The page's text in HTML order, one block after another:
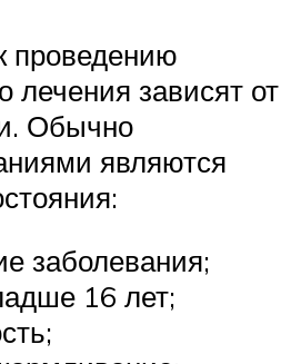
проведению
лечения зависят от
Обычно
являются
заболевания;
16 лет;